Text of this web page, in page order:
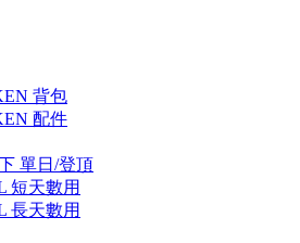
背包
配件
單日/登頂
短天數用
長天數用